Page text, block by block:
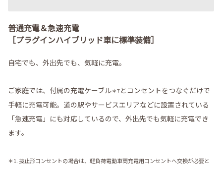
普通充電＆急速充電
［プラグインハイブリッド車に標準装備］
自宅でも、外出先でも、気軽に充電。
ご家庭では、付属の充電ケーブル＊7とコンセントをつなぐだけで
手軽に充電可能。道の駅やサービスエリアなどに設置されている
「急速充電」にも対応しているので、外出先でも気軽に充電でき
ます。
＊1. 抜止形コンセントの場合は、軽負荷電動車両充電用コンセントへ交換が必要と